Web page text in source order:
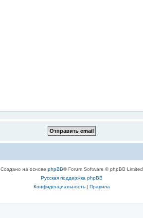
Создано на основе phpBB® Forum Software © phpBB Limited
Русская поддержка phpBB
Конфиденциальность| Правила